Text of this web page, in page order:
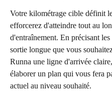
Votre kilométrage cible définit
efforcerez d'atteindre tout au
d'entraînement. En précisant
sortie longue que vous
Runna une ligne d'arrivée
élaborer un plan qui vous fera
actuel au niveau souhaité.